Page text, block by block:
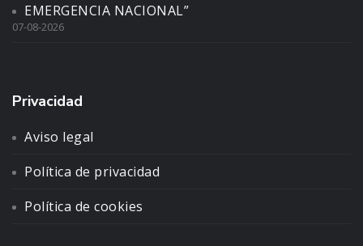
EMERGENCIA NACIONAL”
07-08-2026
Privacidad
Aviso legal
Política de privacidad
Política de cookies